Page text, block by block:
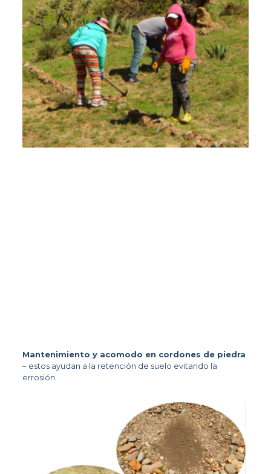
Mantenimiento y acomodo en cordones de piedra
– estos ayudan a la retención de suelo evitando la
errosión.